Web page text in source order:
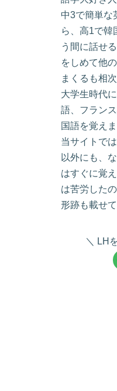
中3で簡単な
ら、高1で韓
う間に話せ
をしめて他
まくるも相
大学生時代
語、フラン
国語を覚えま
当サイトで
以外にも、
はすぐに覚
は苦労した
形跡も載せて
LH